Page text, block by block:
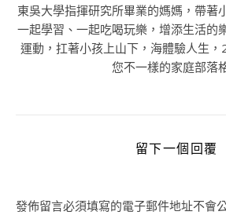
東吳大學指揮研究所畢業的媽媽，帶著
一起學習、一起吃喝玩樂，增添生活的
運動，扛著小孩上山下，海體驗人生
您不一樣的家庭部落
留下一個回覆
發佈留言必須填寫的電子郵件地址不會